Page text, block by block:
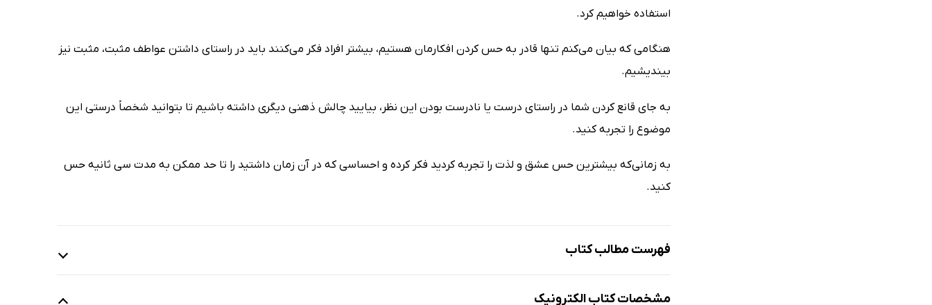
استفاده خواهیم کرد.
هنگامی که بیان می‌کنم تنها قادر به حس کردن افکارمان هستیم، بیشتر افراد فکر می‌کنند باید در راستای داشتن عواطف مثبت، مثبت نیز
بیندیشیم.
به جای قانع کردن شما در راستای درست یا نادرست بودن این نظر، بیایید چالش ذهنی دیگری داشته باشیم تا بتوانید شخصاً درستی این
موضوع را تجربه کنید.
به زمانی‌که بیشترین حس عشق و لذت را تجربه کردید فکر کرده و احساسی که در آن زمان داشتید را تا حد ممکن به مدت سی ثانیه حس
کنید.
فهرست مطالب کتاب
مشخصات کتاب الکترونیک